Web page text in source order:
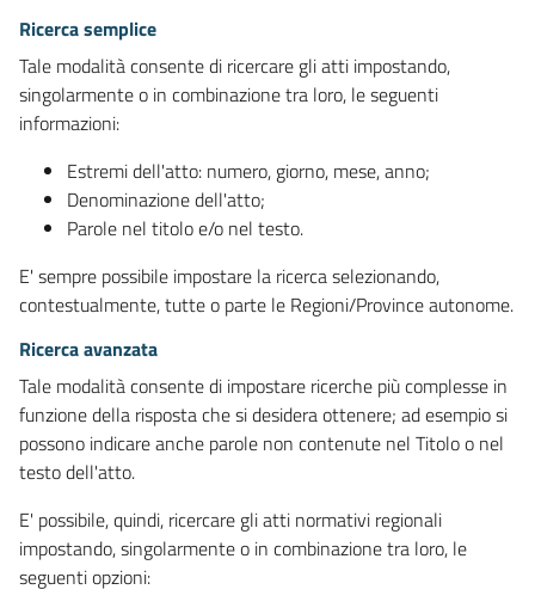
Ricerca semplice
Tale modalità consente di ricercare gli atti impostando,
singolarmente o in combinazione tra loro, le seguenti
informazioni:
Estremi dell'atto: numero, giorno, mese, anno;
Denominazione dell'atto;
Parole nel titolo e/o nel testo.
E' sempre possibile impostare la ricerca selezionando,
contestualmente, tutte o parte le Regioni/Province autonome.
Ricerca avanzata
Tale modalità consente di impostare ricerche più complesse in
funzione della risposta che si desidera ottenere; ad esempio si
possono indicare anche parole non contenute nel Titolo o nel
testo dell'atto.
E' possibile, quindi, ricercare gli atti normativi regionali
impostando, singolarmente o in combinazione tra loro, le
seguenti opzioni: